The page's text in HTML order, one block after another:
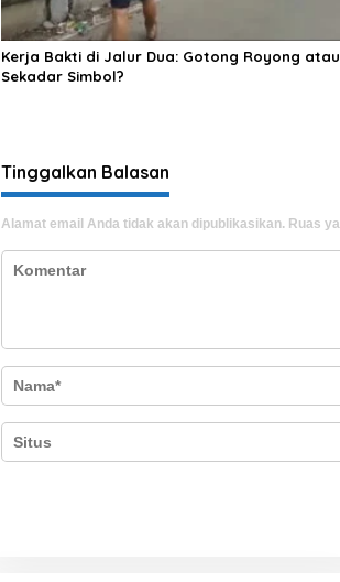
Kerja Bakti di Jalur Dua: Gotong Royong atau
Sekadar Simbol?
Tinggalkan Balasan
Alamat email Anda tidak akan dipublikasikan. Ruas